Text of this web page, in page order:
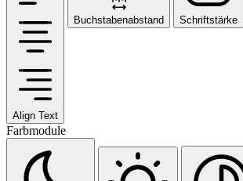
Align Text
Buchstabenabstand Schriftstärke
Farbmodule